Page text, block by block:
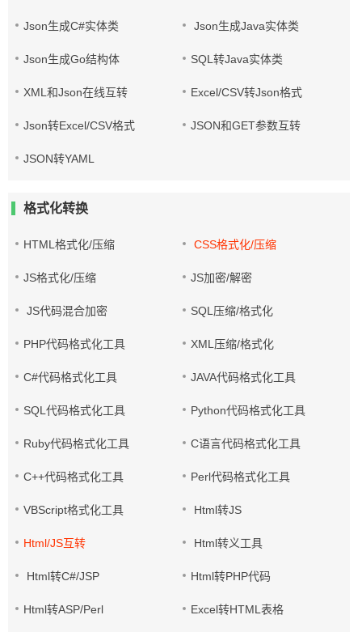
Json生成C#实体类 Json生成Java实体类
Json生成Go结构体 SQL转Java实体类
XML和Json在线互转 Excel/CSV转Json格式
Json转Excel/CSV格式 JSON和GET参数互转
JSON转YAML
格式化转换
HTML格式化/压缩 CSS格式化/压缩
JS格式化/压缩 JS加密/解密
JS代码混合加密 SQL压缩/格式化
PHP代码格式化工具 XML压缩/格式化
C#代码格式化工具 JAVA代码格式化工具
SQL代码格式化工具 Python代码格式化工具
Ruby代码格式化工具 C语言代码格式化工具
C++代码格式化工具 Perl代码格式化工具
VBScript格式化工具 Html转JS
Html/JS互转 Html转义工具
Html转C#/JSP Html转PHP代码
Html转ASP/Perl Excel转HTML表格